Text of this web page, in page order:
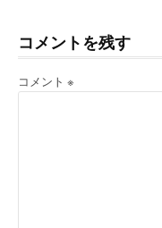
む
コメントを残す
コメント ※